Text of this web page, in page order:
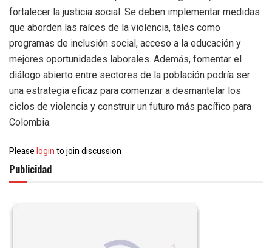
fortalecer la justicia social. Se deben implementar medidas
que aborden las raíces de la violencia, tales como
programas de inclusión social, acceso a la educación y
mejores oportunidades laborales. Además, fomentar el
diálogo abierto entre sectores de la población podría ser
una estrategia eficaz para comenzar a desmantelar los
ciclos de violencia y construir un futuro más pacífico para
Colombia.
Pleaseloginto join discussion
Publicidad